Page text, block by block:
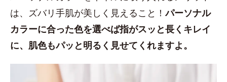
は、ズバリ手肌が美しく見えること！パーソナル
カラーに合った色を選べば指がスッと長くキレイ
に、肌色もパッと明るく見せてくれますよ。